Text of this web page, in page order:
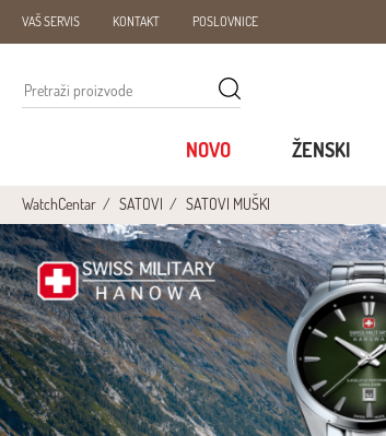
VAŠ SERVIS KONTAKT POSLOVNICE
NOVO ŽENSKI
WatchCentar SATOVI SATOVI MUŠKI